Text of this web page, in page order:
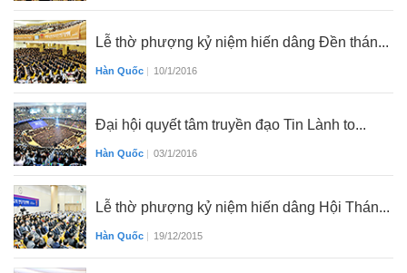
Lễ thờ phượng kỷ niệm hiến dâng Đền thán...
Hàn Quốc | 10/1/2016
Đại hội quyết tâm truyền đạo Tin Lành to...
Hàn Quốc | 03/1/2016
Lễ thờ phượng kỷ niệm hiến dâng Hội Thán...
Hàn Quốc | 19/12/2015